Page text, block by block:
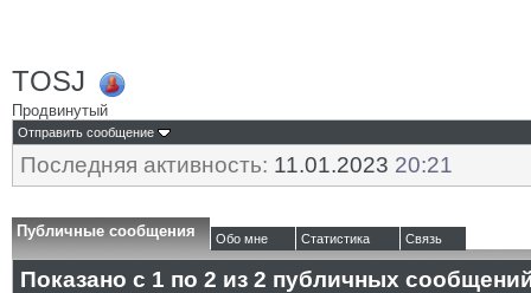
TOSJ
Продвинутый
Отправить сообщение
Последняя активность: 11.01.2023 20:21
Публичные сообщения Обо мне Статистика Связь
Показано с 1 по 2 из 2 публичных